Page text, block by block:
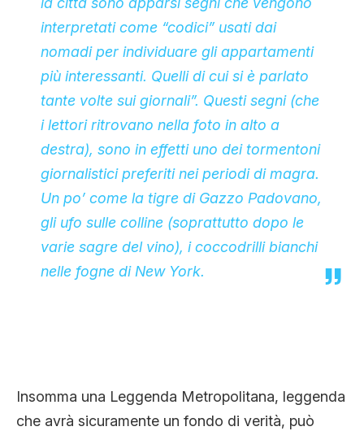
interpretati come “codici” usati dai
nomadi per individuare gli appartamenti
più interessanti. Quelli di cui si è parlato
tante volte sui giornali”. Questi segni (che
i lettori ritrovano nella foto in alto a
destra), sono in effetti uno dei tormentoni
giornalistici preferiti nei periodi di magra.
Un po’ come la tigre di Gazzo Padovano,
gli ufo sulle colline (soprattutto dopo le
varie sagre del vino), i coccodrilli bianchi
nelle fogne di New York.
Insomma una Leggenda Metropolitana, leggenda
che avrà sicuramente un fondo di verità, può